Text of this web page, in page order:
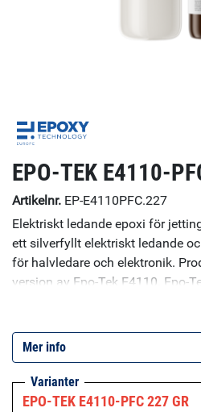
EPO-TEK E4110-
Artikelnr. EP-E4110PFC.227
Elektriskt ledande epoxi för
ett silverfyllt elektriskt ledande
för halvledare och elektronik.
version av Epo-Tek E4110. Epo-
och i solceller.
Mer info
Varianter
EPO-TEK E4110-PFC 227 GR